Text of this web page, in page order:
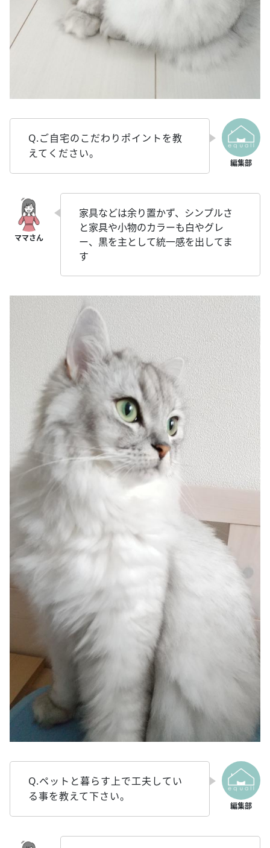
Q.ご自宅のこだわりポイントを教
えてください。
家具などは余り置かず、シンプルさ
と家具や小物のカラーも白やグレ
ー、黒を主として統一感を出してま
す
Q.ペットと暮らす上で工夫してい
る事を教えて下さい。